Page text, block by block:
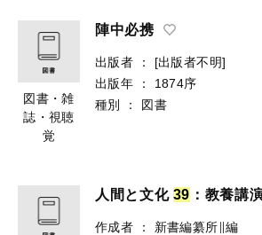
図書・雑
誌・視聴
覚
陣中必携
出版者 ：
[出版者不明]
出版年
：
1874序
種別
： 図書
人間と文化 39 ：教養講
作成者 ：
新書編纂所∥編